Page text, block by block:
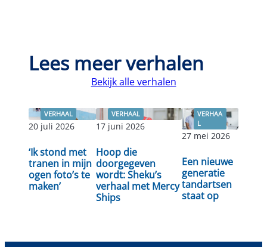
Lees meer verhalen
Bekijk alle verhalen
VERHAAL
20 juli 2026
‘Ik stond met
tranen in mijn
ogen foto’s te
maken’
Lees verder
VERHAAL
17 juni 2026
Hoop die
doorgegeven
wordt: Sheku’s
verhaal met Mercy
Ships
Lees verder
VERHAA
L
27 mei 2026
Een nieuwe
generatie
tandartsen
staat op
verder